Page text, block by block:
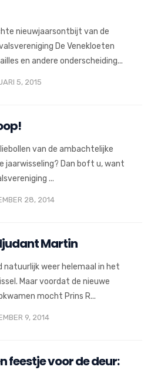
nieuwjaarsontbijt van de
De Venekloeten
en andere onderscheiding...
5, 2015
van de ambachtelijke
jaarwisseling? Dan boft u, want
...
28, 2014
Martin
natuurlijk weer helemaal in het
Maar voordat de nieuwe
mocht Prins R...
9, 2014
feestje voor de deur: